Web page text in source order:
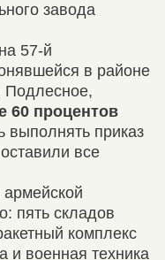
завода
57-й
в районе
Подлесное,
60 процентов
выполнять приказ
все
пять складов
комплекс
и военная техника